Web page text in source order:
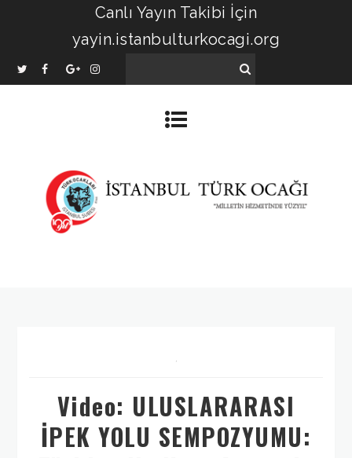
Canlı Yayın Takibi İçin
yayin.istanbulturkocagi.org
,
Video: ULUSLARARASI
İPEK YOLU SEMPOZYUMU: